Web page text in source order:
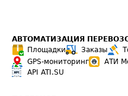
АВТОМАТИЗАЦИЯ
Площадки
Заказы
GPS-мониторинг
АТИ
API ATI.SU